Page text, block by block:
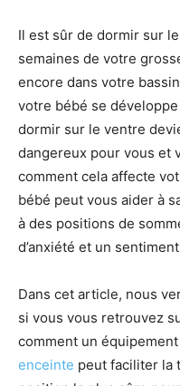
Il est sûr de dormir sur
semaines de votre
encore dans votre
votre bébé se
dormir sur le ventre
dangereux pour vous et
comment cela affecte
bébé peut vous aider à
à des positions de
d’anxiété et un
Dans cet article, nous
si vous vous retrouvez
comment un
enceinte peut faciliter la